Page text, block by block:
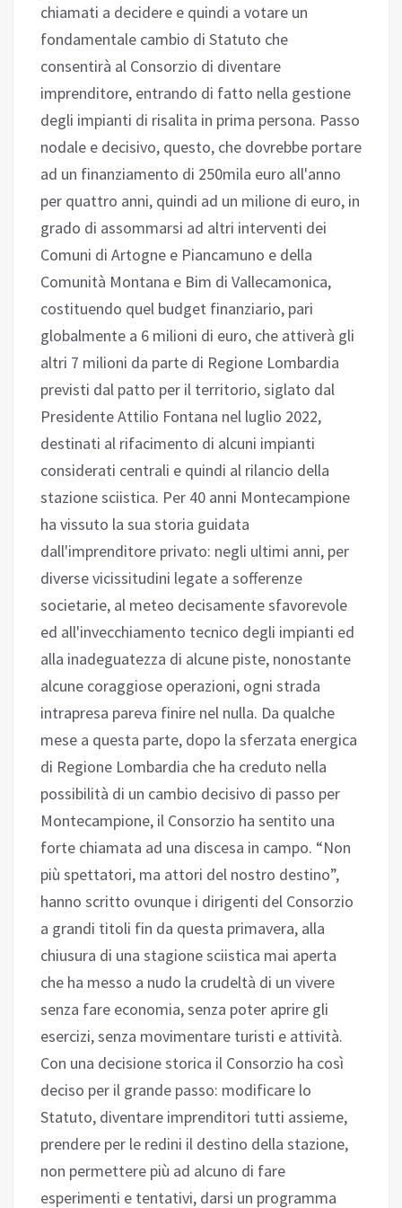
chiamati a decidere e quindi a votare un
fondamentale cambio di Statuto che
consentirà al Consorzio di diventare
imprenditore, entrando di fatto nella gestione
degli impianti di risalita in prima persona. Passo
nodale e decisivo, questo, che dovrebbe portare
ad un finanziamento di 250mila euro all'anno
per quattro anni, quindi ad un milione di euro, in
grado di assommarsi ad altri interventi dei
Comuni di Artogne e Piancamuno e della
Comunità Montana e Bim di Vallecamonica,
costituendo quel budget finanziario, pari
globalmente a 6 milioni di euro, che attiverà gli
altri 7 milioni da parte di Regione Lombardia
previsti dal patto per il territorio, siglato dal
Presidente Attilio Fontana nel luglio 2022,
destinati al rifacimento di alcuni impianti
considerati centrali e quindi al rilancio della
stazione sciistica. Per 40 anni Montecampione
ha vissuto la sua storia guidata
dall'imprenditore privato: negli ultimi anni, per
diverse vicissitudini legate a sofferenze
societarie, al meteo decisamente sfavorevole
ed all'invecchiamento tecnico degli impianti ed
alla inadeguatezza di alcune piste, nonostante
alcune coraggiose operazioni, ogni strada
intrapresa pareva finire nel nulla. Da qualche
mese a questa parte, dopo la sferzata energica
di Regione Lombardia che ha creduto nella
possibilità di un cambio decisivo di passo per
Montecampione, il Consorzio ha sentito una
forte chiamata ad una discesa in campo. “Non
più spettatori, ma attori del nostro destino”,
hanno scritto ovunque i dirigenti del Consorzio
a grandi titoli fin da questa primavera, alla
chiusura di una stagione sciistica mai aperta
che ha messo a nudo la crudeltà di un vivere
senza fare economia, senza poter aprire gli
esercizi, senza movimentare turisti e attività.
Con una decisione storica il Consorzio ha così
deciso per il grande passo: modificare lo
Statuto, diventare imprenditori tutti assieme,
prendere per le redini il destino della stazione,
non permettere più ad alcuno di fare
esperimenti e tentativi, darsi un programma